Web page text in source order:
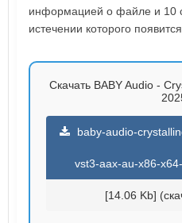
информацией о файле и 10
истечении которого
Скачать BABY Audio -
baby-audio-
vst3-aax-au-x86-
[14.06 Kb]